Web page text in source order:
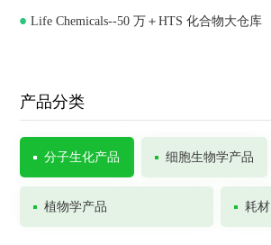
Life Chemicals--50 万＋HTS 化合物大仓库
产品分类
分子生化产品 细胞生物学产品
植物学产品 耗材